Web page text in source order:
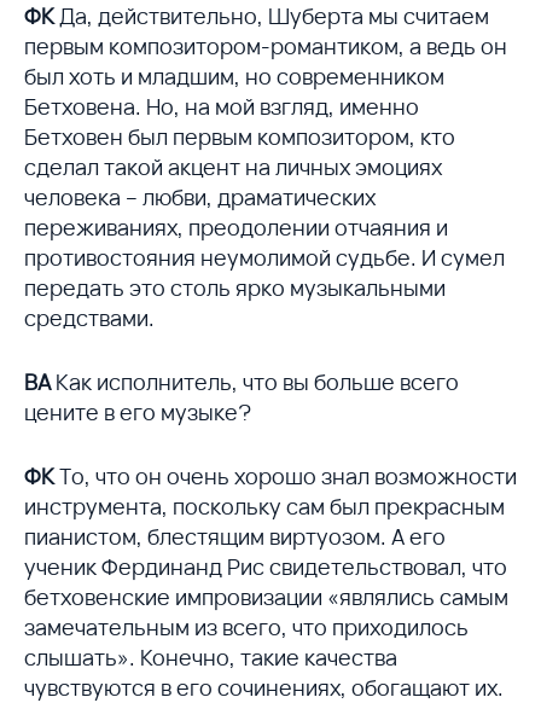
ФКДа, действительно, Шуберта мы считаем
первым композитором-романтиком, а ведь он
был хоть и младшим, но современником
Бетховена. Но, на мой взгляд, именно
Бетховен был первым композитором, кто
сделал такой акцент на личных эмоциях
человека – любви, драматических
переживаниях, преодолении отчаяния и
противостояния неумолимой судьбе. И сумел
передать это столь ярко музыкальными
средствами.
ВАКак исполнитель, что вы больше всего
цените в его музыке?
ФКТо, что он очень хорошо знал возможности
инструмента, поскольку сам был прекрасным
пианистом, блестящим виртуозом. А его
ученик Фердинанд Рис свидетельствовал, что
бетховенские импровизации «являлись самым
замечательным из всего, что приходилось
слышать». Конечно, такие качества
чувствуются в его сочинениях, обогащают их.